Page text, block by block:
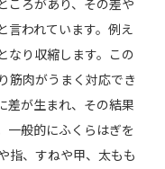
言われています。例え
なり収縮します。この
筋肉がうまく対応でき
差が生まれ、その結果
一般的にふくらはぎを
指、すねや甲、太もも